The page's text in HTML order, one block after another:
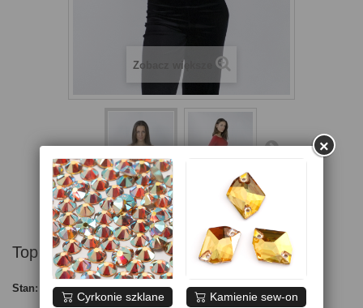
Zobacz większe
Top Sara czerwony
Stan: Nowy produkt
×
Cyrkonie szklane Kamienie sew-on